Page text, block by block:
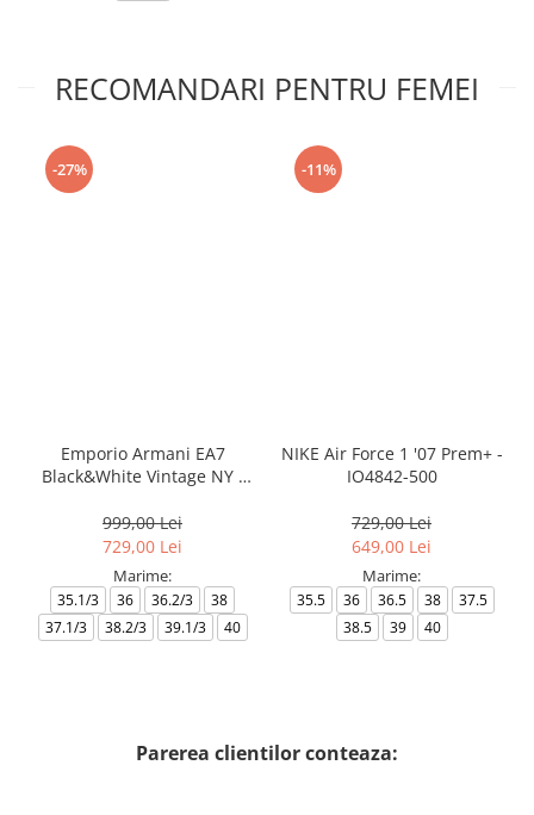
RECOMANDARI PENTRU FEMEI
-27%
Emporio Armani EA7
Black&White Vintage NY -
999,00 Lei
729,00 Lei
Marime:
35.1/3 36 36.2/3
38
37.1/3
38.2/3 39.1/3 40
-11%
NIKE Air Force 1 '07 Prem+ -
IO4842-500
729,00 Lei
649,00 Lei
Marime:
35.5 36 36.5 38
37.5
38.5
39 40
Parerea clientilor conteaza: